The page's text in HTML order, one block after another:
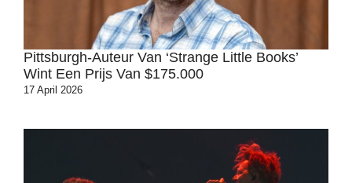
Pittsburgh-Auteur Van ‘strange Little Books’
Wint Een Prijs Van $175.000
17 April 2026